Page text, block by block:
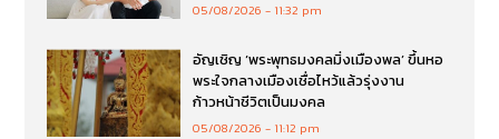
05/08/2026 11:32 pm
อัญเชิญ ‘พระพุทธมงคลมิ่งเมืองพล’ ขึ้นหอ
พระใจกลางเมืองเชื่อไหว้แล้วรุ่งงาน
ก้าวหน้าชีวิตเป็นมงคล
05/08/2026 11:12 pm